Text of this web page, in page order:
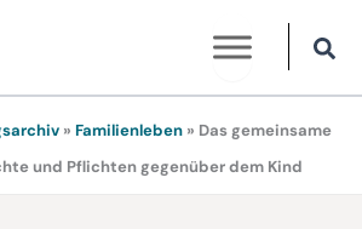
» Familienleben » Das gemeinsame
und Pflichten gegenüber dem Kind